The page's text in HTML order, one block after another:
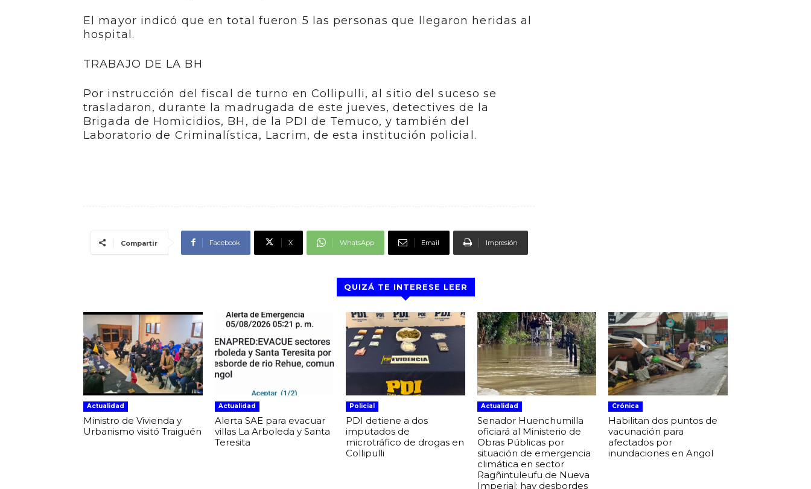
El mayor indicó que en total fueron 5 las personas que llegaron heridas al
hospital.
TRABAJO DE LA BH
Por instrucción del fiscal de turno en Collipulli, al sitio del suceso se
trasladaron, durante la madrugada de este jueves, detectives de la
Brigada de Homicidios, BH, de la PDI de Temuco, y también del
Laboratorio de Criminalística, Lacrim, de esta institución policial.
Compartir Facebook X WhatsApp Email Impresión
QUIZÁ TE INTERESE LEER
Actualidad
Ministro de Vivienda y
Urbanismo visitó Traiguén
Actualidad
Alerta SAE para evacuar
villas La Arboleda y Santa
Teresita
Policial
PDI detiene a dos
imputados de
microtráfico de drogas en
Collipulli
Actualidad
Senador Huenchumilla
oficiará al Ministerio de
Obras Públicas por
situación de emergencia
climática en sector
Ragñintuleufu de Nueva
Imperial: hay desbordes
Crónica
Habilitan dos puntos de
vacunación para
afectados por
inundaciones en Angol